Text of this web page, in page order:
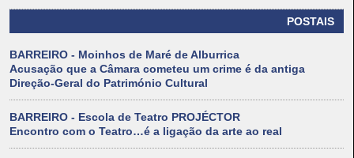
POSTAIS
BARREIRO - Moinhos de Maré de Alburrica
Acusação que a Câmara cometeu um crime é da antiga
Direção-Geral do Património Cultural
BARREIRO - Escola de Teatro PROJÉCTOR
Encontro com o Teatro…é a ligação da arte ao real